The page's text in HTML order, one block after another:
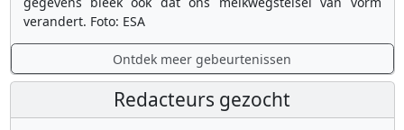
verandert. Foto: ESA
Ontdek meer gebeurtenissen
Redacteurs gezocht